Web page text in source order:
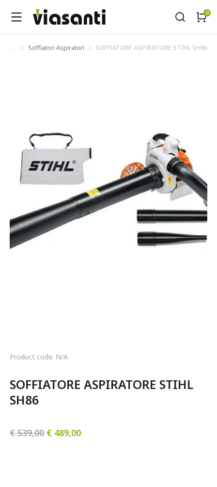
Tu sei qui:Soffiatori Aspiratori SOFFIATORE ASPIRATORE STIHL SH86
Product code: N/A
SOFFIATORE ASPIRATORE STIHL
SH86
€539,00 € 489,00